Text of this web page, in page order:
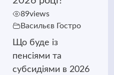
89views
Васильєв Гостро
Що буде із
пенсіями та
субсидіями в 2026